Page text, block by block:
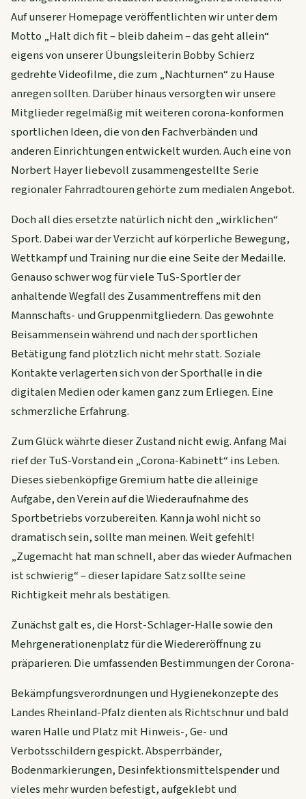
Auf unserer Homepage veröffentlichten wir unter dem
Motto „Halt dich fit – bleib daheim – das geht allein“
eigens von unserer Übungsleiterin Bobby Schierz
gedrehte Videofilme, die zum „Nachturnen“ zu Hause
anregen sollten. Darüber hinaus versorgten wir unsere
Mitglieder regelmäßig mit weiteren corona-konformen
sportlichen Ideen, die von den Fachverbänden und
anderen Einrichtungen entwickelt wurden. Auch eine von
Norbert Hayer liebevoll zusammengestellte Serie
regionaler Fahrradtouren gehörte zum medialen Angebot.
Doch all dies ersetzte natürlich nicht den „wirklichen“
Sport. Dabei war der Verzicht auf körperliche Bewegung,
Wettkampf und Training nur die eine Seite der Medaille.
Genauso schwer wog für viele TuS-Sportler der
anhaltende Wegfall des Zusammentreffens mit den
Mannschafts- und Gruppenmitgliedern. Das gewohnte
Beisammensein während und nach der sportlichen
Betätigung fand plötzlich nicht mehr statt. Soziale
Kontakte verlagerten sich von der Sporthalle in die
digitalen Medien oder kamen ganz zum Erliegen. Eine
schmerzliche Erfahrung.
Zum Glück währte dieser Zustand nicht ewig. Anfang Mai
rief der TuS-Vorstand ein „Corona-Kabinett“ ins Leben.
Dieses siebenköpfige Gremium hatte die alleinige
Aufgabe, den Verein auf die Wiederaufnahme des
Sportbetriebs vorzubereiten. Kann ja wohl nicht so
dramatisch sein, sollte man meinen. Weit gefehlt!
„Zugemacht hat man schnell, aber das wieder Aufmachen
ist schwierig“ – dieser lapidare Satz sollte seine
Richtigkeit mehr als bestätigen.
Zunächst galt es, die Horst-Schlager-Halle sowie den
Mehrgenerationenplatz für die Wiedereröffnung zu
präparieren. Die umfassenden Bestimmungen der Corona-
Bekämpfungsverordnungen und Hygienekonzepte des
Landes Rheinland-Pfalz dienten als Richtschnur und bald
waren Halle und Platz mit Hinweis-, Ge- und
Verbotsschildern gespickt. Absperrbänder,
Bodenmarkierungen, Desinfektionsmittelspender und
vieles mehr wurden befestigt, aufgeklebt und